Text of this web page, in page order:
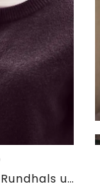
Cardigan mit Rundhals und Knöpfen